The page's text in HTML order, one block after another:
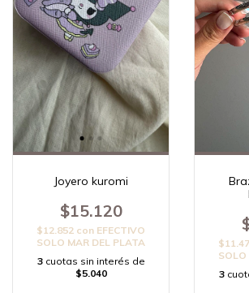
Joyero kuromi
$15.120
$12.852 con EFECTIVO
SOLO MAR DEL PLATA
3 cuotas sin interés de
$5.040
SOLO
3